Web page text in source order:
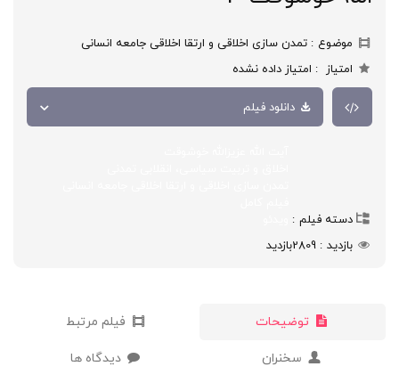
موضوع
تمدن سازی اخلاقی و ارتقا اخلاقی جامعه انسانی
امتیاز
امتیاز داده نشده
دانلود فیلم
دسته فیلم
بازدید
2809بازدید
توضیحات فیلم مرتبط
سخنران دیدگاه ها